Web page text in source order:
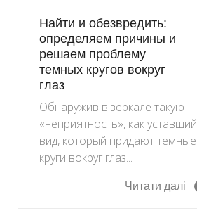
Найти и обезвредить:
определяем причины и
решаем проблему
темных кругов вокруг
глаз
Обнаружив в зеркале такую
«неприятность», как уставший
вид, который придают темные
круги вокруг глаз...
Читати далі